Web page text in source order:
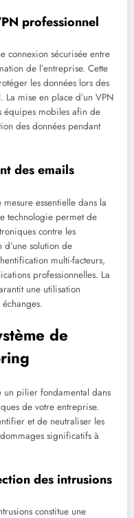
professionnel
connexion sécurisée entre
de l’entreprise. Cette
les données lors des
La mise en place d’un VPN
équipes mobiles afin de
des données pendant
des emails
essentielle dans la
technologie permet de
contre les
d’une solution de
multi-facteurs,
professionnelles. La
une utilisation
de
un pilier fondamental dans
de votre entreprise.
et de neutraliser les
significatifs à
des intrusions
constitue une